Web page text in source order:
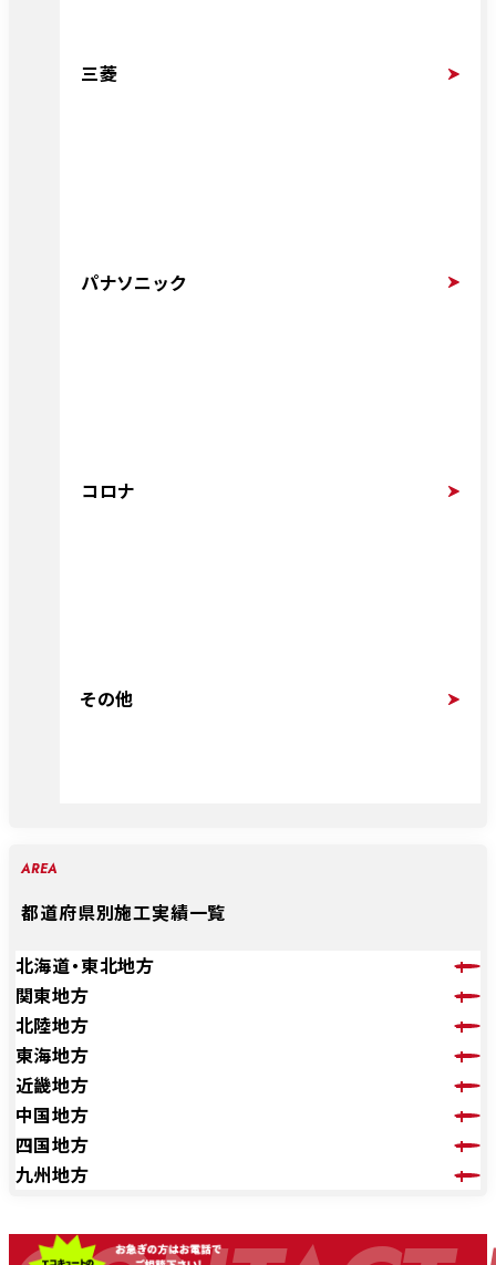
三菱
パナソニック
コロナ
その他
AREA
都道府県別施工実績一覧
北海道・東北地方
関東地方
北陸地方
東海地方
近畿地方
中国地方
四国地方
九州地方